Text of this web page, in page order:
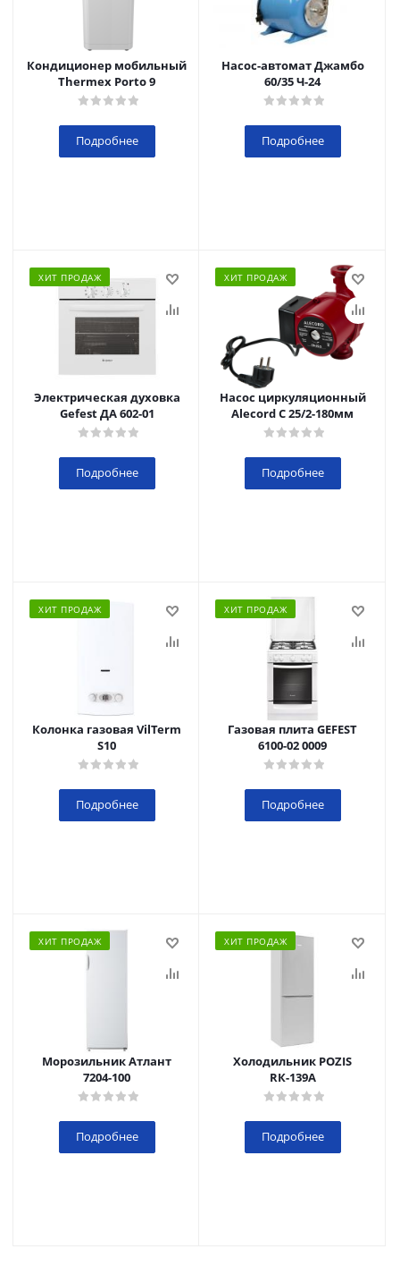
Кондиционер мобильный
Thermex Porto 9
Подробнее
Насос-автомат Джамбо
60/35 Ч-24
Подробнее
ХИТ ПРОДАЖ
Электрическая духовка
Gefest ДА 602-01
Подробнее
ХИТ ПРОДАЖ
Насос циркуляционный
Alecord C 25/2-180мм
Подробнее
ХИТ ПРОДАЖ
Колонка газовая VilTerm
S10
Подробнее
ХИТ ПРОДАЖ
Газовая плита GEFEST
6100-02 0009
Подробнее
ХИТ ПРОДАЖ
Морозильник Атлант
7204-100
Подробнее
ХИТ ПРОДАЖ
Холодильник POZIS
RК-139А
Подробнее